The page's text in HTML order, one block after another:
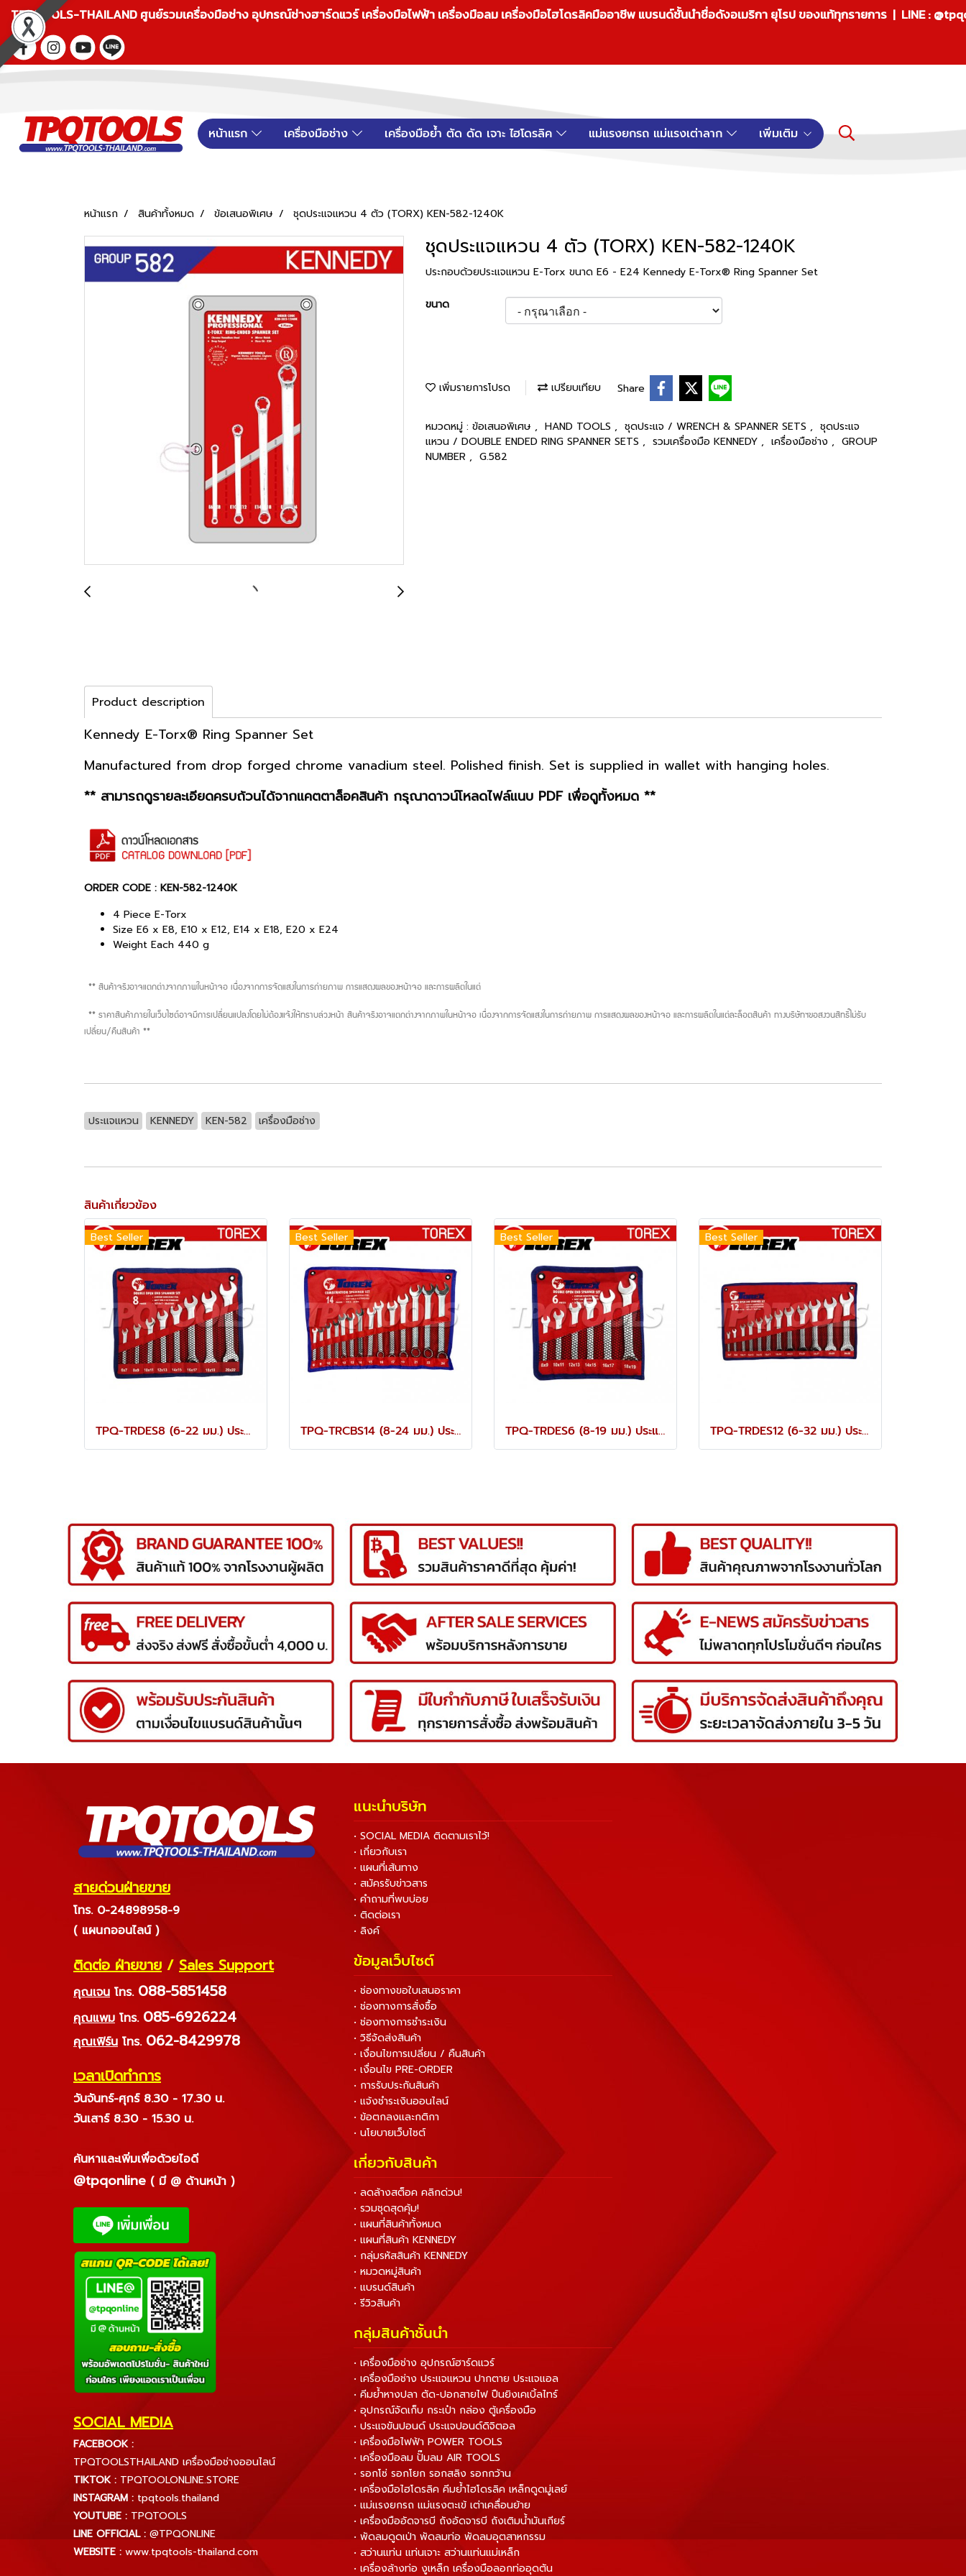
TPQTOOLS-THAILAND ศูนย์รวมเครื่องมือช่าง อุปกรณ์ช่างฮาร์ดแวร์ เครื่องมือไฟฟ้า เครื่องมือลม เครื่องมือไฮโดรลิคมืออาชีพ แบรนด์ชั้นนำชื่อดังอเมริกา ยุโรป ของแท้ทุกรายการ | LINE :
หน้าแรก เครื่องมือช่าง เครื่องมือย้ำ ตัด ดัด เจาะ ไฮโดรลิค แม่แรงยกรถ แม่แรงเต่าลาก เพิ่มเติม
หน้าแรก สินค้าทั้งหมด ข้อเสนอพิเศษ ชุดประแจแหวน 4 ตัว (TORX) KEN-582-1240K
ชุดประแจแหวน 4 ตัว (TORX) KEN-582-1240K
ประกอบด้วยประแจแหวน E-Torx ขนาด E6 - E24 Kennedy E-Torx® Ring Spanner Set
ขนาด
เพิ่มรายการโปรด เปรียบเทียบ Share
หมวดหมู่ : ข้อเสนอพิเศษ , HAND TOOLS , ชุดประแจ / WRENCH & SPANNER SETS , ชุดประแจ
แหวน / DOUBLE ENDED RING SPANNER SETS , รวมเครื่องมือ KENNEDY , เครื่องมือช่าง , GROUP
NUMBER , G.582
Product description
Kennedy E-Torx® Ring Spanner Set
Manufactured from drop forged chrome vanadium steel. Polished finish. Set is supplied in wallet with hanging holes.
** สามารถดูรายละเอียดครบถ้วนได้จากแคตตาล็อคสินค้า กรุณาดาวน์โหลดไฟล์แนบ PDF เพื่อดูทั้งหมด **
ORDER CODE : KEN-582-1240K
4 Piece E-Torx
Size E6 x E8, E10 x E12, E14 x E18, E20 x E24
Weight Each 440 g
** สินค้าจริงอาจแตกต่างจากภาพในหน้าจอ เนื่องจากการจัดแสงในการถ่ายภาพ การแสดงผลของหน้าจอ และการผลิตในแต่
** ราคาสินค้าภายในเว็บไซต์อาจมีการเปลี่ยนแปลงโดยไม่ต้องแจ้งให้ทราบล่วงหน้า สินค้าจริงอาจแตกต่างจากภาพในหน้าจอ เนื่องจากการจัดแสงในการถ่ายภาพ การแสดงผลของหน้าจอ และการผลิตในแต่ละล็อตสินค้า ทางบริษัทฯขอสงวนสิทธิ์ไม่รับ
เปลี่ยน/คืนสินค้า **
ประแจแหวน KENNEDY KEN-582 เครื่องมือช่าง
สินค้าเกี่ยวข้อง
Best Seller
TPQ-TRDES8 (6-22 มม.) ประแจปากตายชุด 8 ตัว TOREX
Best Seller
TPQ-TRCBS14 (8-24 มม.) ประแจแหวนข้างปากตายชุด 14 ตัว TOREX
Best Seller
TPQ-TRDES6 (8-19 มม.) ประแจปากตายชุด 6 ตัว TOREX
Best Seller
TPQ-TRDES12 (6-32 มม.) ประแจปากตายชุด 12 ตัว TOREX
สายด่วนฝ่ายขาย
โทร. 0-24898958-9
( แผนกออนไลน์ )
ติดต่อ ฝ่ายขาย / Sales Support
คุณเจน โทร. 088-5851458
คุณแพม โทร. 085-6926224
คุณเฟิร์น โทร. 062-8429978
เวลาเปิดทำการ
วันจันทร์-ศุกร์ 8.30 - 17.30 น.
วันเสาร์ 8.30 - 15.30 น.
ค้นหาและเพิ่มเพื่อด้วยไอดี
@tpqonline ( มี @ ด้านหน้า )
SOCIAL MEDIA
FACEBOOK :
TPQTOOLSTHAILAND เครื่องมือช่างออนไลน์
TIKTOK : TPQTOOLONLINE.STORE
INSTAGRAM : tpqtools.thailand
YOUTUBE : TPQTOOLS
LINE OFFICIAL : @TPQONLINE
WEBSITE : www.tpqtools-thailand.com
แนะนำบริษัท
• SOCIAL MEDIA ติดตามเราไว้!
• เกี่ยวกับเรา
• แผนที่เส้นทาง
• สมัครรับข่าวสาร
• คำถามที่พบบ่อย
• ติดต่อเรา
• ลิงค์
ข้อมูลเว็บไซต์
• ช่องทางขอใบเสนอราคา
• ช่องทางการสั่งซื้อ
• ช่องทางการชำระเงิน
• วิธีจัดส่งสินค้า
• เงื่อนไขการเปลี่ยน / คืนสินค้า
• เงื่อนไข PRE-ORDER
• การรับประกันสินค้า
• แจ้งชำระเงินออนไลน์
• ข้อตกลงและกติกา
• นโยบายเว็บไซต์
เกี่ยวกับสินค้า
• ลดล้างสต็อค คลิกด่วน!
• รวมชุดสุดคุ้ม!
• แผนที่สินค้าทั้งหมด
• แผนที่สินค้า KENNEDY
• กลุ่มรหัสสินค้า KENNEDY
• หมวดหมู่สินค้า
• แบรนด์สินค้า
• รีวิวสินค้า
กลุ่มสินค้าชั้นนำ
• เครื่องมือช่าง อุปกรณ์ฮาร์ดแวร์
• เครื่องมือช่าง ประแจแหวน ปากตาย ประแจแอล
• คีมย้ำหางปลา ตัด-ปอกสายไฟ ปืนยิงเคเบิ้ลไทร์
• อุปกรณ์จัดเก็บ กระเป๋า กล่อง ตู้เครื่องมือ
• ประแจขันปอนด์ ประแจปอนด์ดิจิตอล
• เครื่องมือไฟฟ้า POWER TOOLS
• เครื่องมือลม ปั๊มลม AIR TOOLS
• รอกโซ่ รอกโยก รอกสลิง รอกกว้าน
• เครื่องมือไฮโดรลิค คีมย้ำไฮโดรลิค เหล็กดูดมู่เลย์
• แม่แรงยกรถ แม่แรงตะเข้ เต่าเคลื่อนย้าย
• เครื่องมืออัดจารบี ถังอัดจารบี ถังเติมน้ำมันเกียร์
• พัดลมดูดเป่า พัดลมท่อ พัดลมอุตสาหกรรม
• สว่านแท่น แท่นเจาะ สว่านแท่นแม่เหล็ก
• เครื่องล้างท่อ งูเหล็ก เครื่องมือลอกท่ออุดตัน